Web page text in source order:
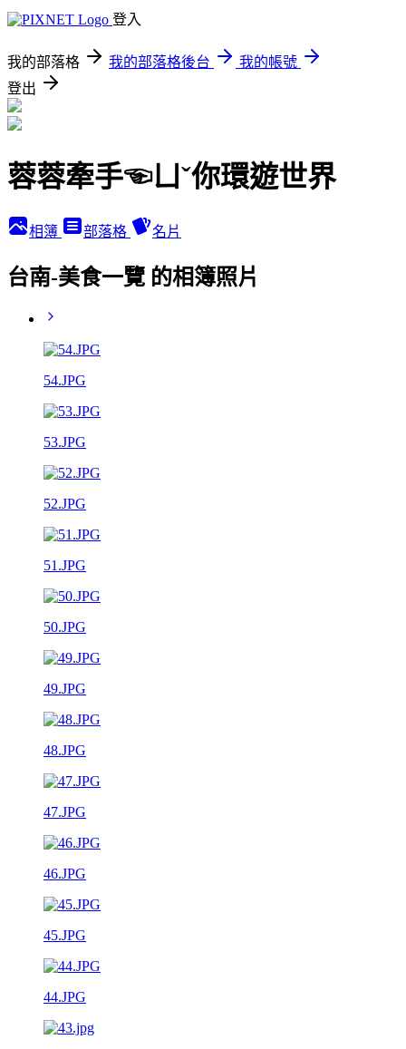
登入
我的部落格 我的部落格後台
我的帳號
登出
蓉蓉牽手☜ㄩˇ你環遊世界
相簿 部落格 名片
台南-美食一覽 的相簿照片
54.JPG
53.JPG
52.JPG
51.JPG
50.JPG
49.JPG
48.JPG
47.JPG
46.JPG
45.JPG
44.JPG